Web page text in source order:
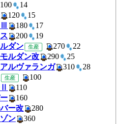
100
14
120
15
180
17
200
19
ダン 生産 270
ルダン改 290
ルヴァランガ 310
生産
110
160
ー改
280
ン
360